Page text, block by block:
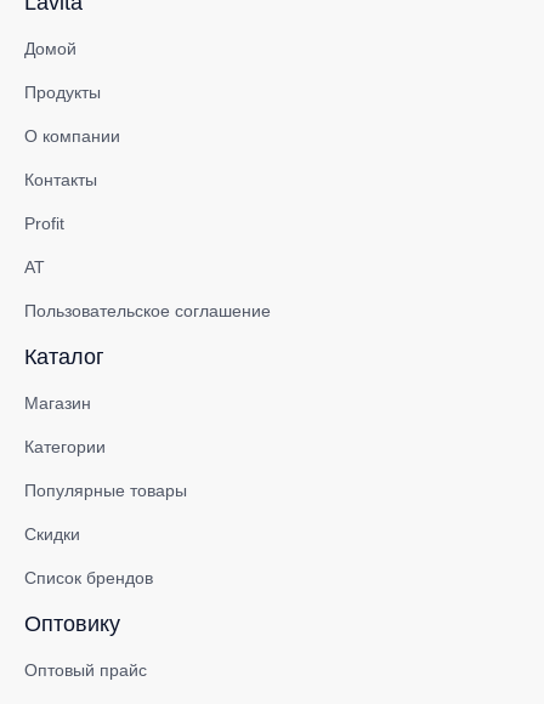
Домой
Продукты
О компании
Контакты
Profit
АТ
Пользовательское соглашение
Каталог
Магазин
Категории
Популярные товары
Скидки
Список брендов
Оптовику
Оптовый прайс